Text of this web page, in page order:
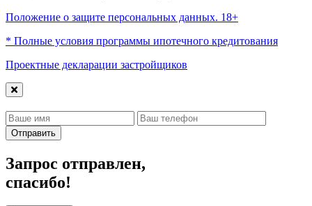
Положение о защите персональных данных. 18+
* Полные условия программы ипотечного кредитования
Проектные декларации застройщиков
Отправить
Запрос отправлен,
спасибо!